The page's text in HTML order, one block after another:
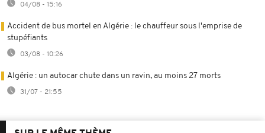
04/08 - 15:16
Accident de bus mortel en Algérie : le chauffeur sous l'emprise de
stupéfiants
03/08 - 10:26
Algérie : un autocar chute dans un ravin, au moins 27 morts
31/07 - 21:55